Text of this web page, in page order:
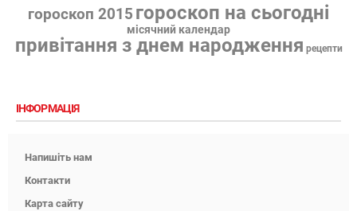
гороскоп 2015 гороскоп на сьогодні
місячний календар
привітання з днем народження рецепти
ІНФОРМАЦІЯ
Напишіть нам
Контакти
Карта сайту